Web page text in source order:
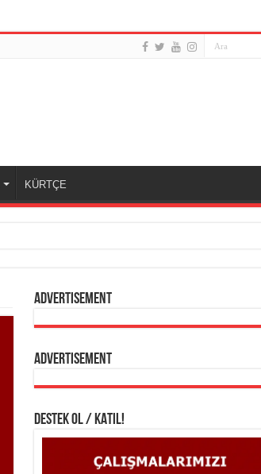
KÜRTÇE
Advertisement
Advertisement
DESTEK OL / KATIL!